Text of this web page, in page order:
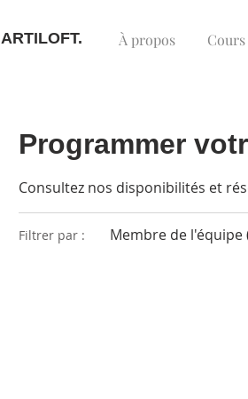
ARTILOFT. À propos Cours
Programmer
Consultez nos disponibilités et
Filtrer par : Membre de l'équipe